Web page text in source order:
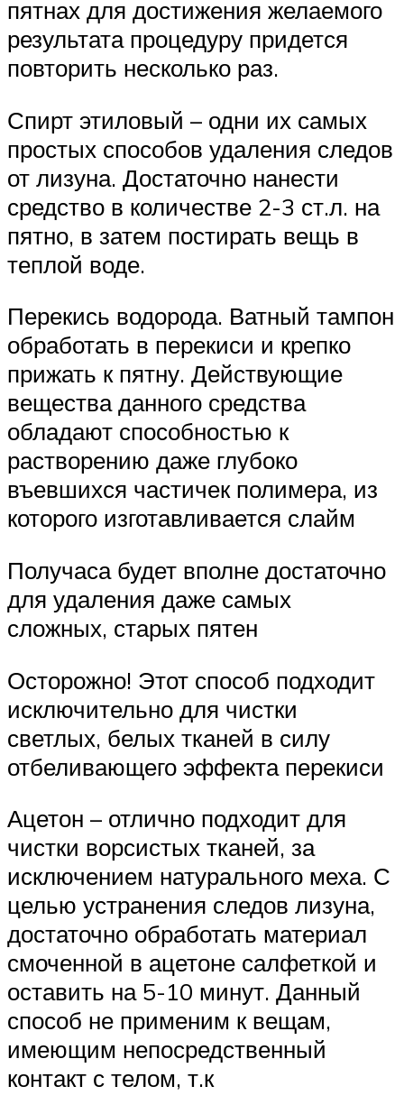
пятнах для достижения желаемого
результата процедуру придется
повторить несколько раз.
Спирт этиловый – одни их самых
простых способов удаления следов
от лизуна. Достаточно нанести
средство в количестве 2-3 ст.л. на
пятно, в затем постирать вещь в
теплой воде.
Перекись водорода. Ватный тампон
обработать в перекиси и крепко
прижать к пятну. Действующие
вещества данного средства
обладают способностью к
растворению даже глубоко
въевшихся частичек полимера, из
которого изготавливается слайм
Получаса будет вполне достаточно
для удаления даже самых
сложных, старых пятен
Осторожно! Этот способ подходит
исключительно для чистки
светлых, белых тканей в силу
отбеливающего эффекта перекиси
Ацетон – отлично подходит для
чистки ворсистых тканей, за
исключением натурального меха. С
целью устранения следов лизуна,
достаточно обработать материал
смоченной в ацетоне салфеткой и
оставить на 5-10 минут. Данный
способ не применим к вещам,
имеющим непосредственный
контакт с телом, т.к